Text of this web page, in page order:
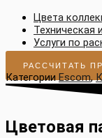
Цвета
Техническая
Услуги по
РАССЧИТАТЬ
Категории Escom,
Цветовая